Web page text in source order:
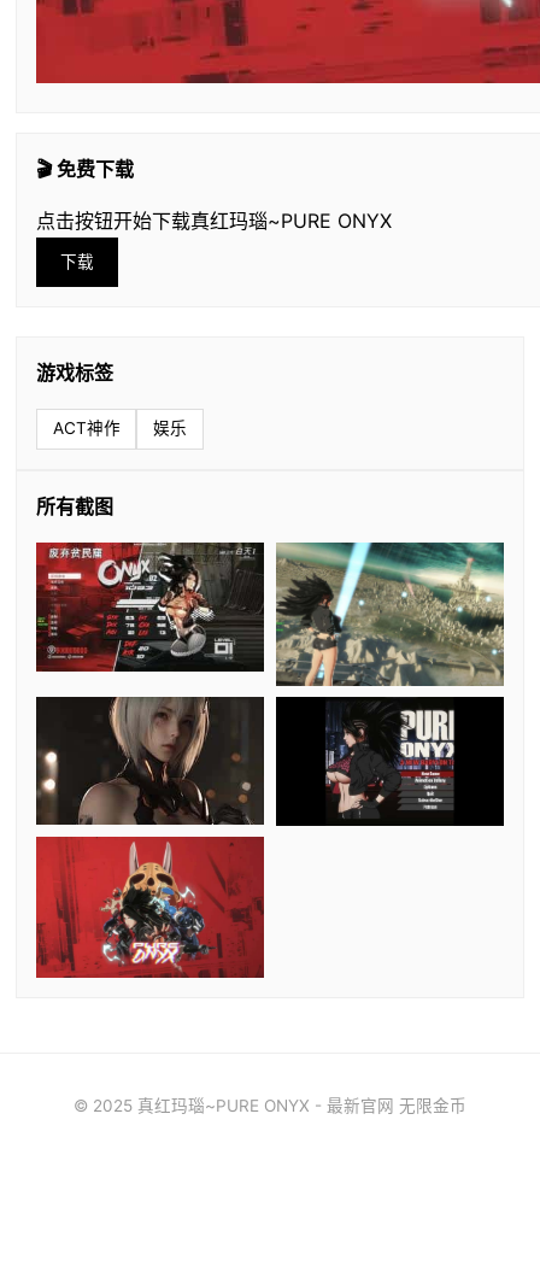
🎬 免费下载
点击按钮开始下载真红玛瑙~PURE ONYX
下载
游戏标签
ACT神作 娱乐
所有截图
© 2025 真红玛瑙~PURE ONYX - 最新官网 无限金币